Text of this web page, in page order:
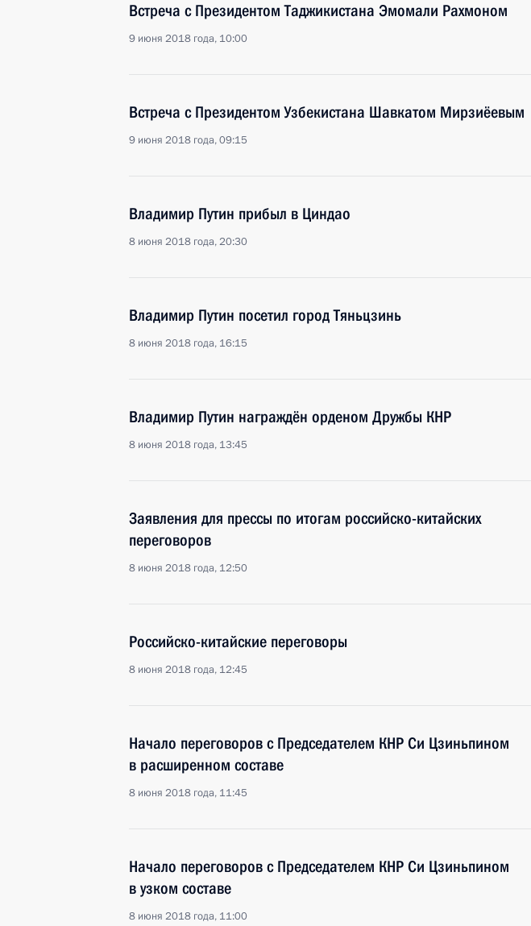
Встреча с Президентом Таджикистана Эмомали Рахмоном
9 июня 2018 года, 10:00
Встреча с Президентом Узбекистана Шавкатом Мирзиёевым
9 июня 2018 года, 09:15
Владимир Путин прибыл в Циндао
8 июня 2018 года, 20:30
Владимир Путин посетил город Тяньцзинь
8 июня 2018 года, 16:15
Владимир Путин награждён орденом Дружбы КНР
8 июня 2018 года, 13:45
Заявления для прессы по итогам российско-китайских
переговоров
8 июня 2018 года, 12:50
Российско-китайские переговоры
8 июня 2018 года, 12:45
Начало переговоров с Председателем КНР Си Цзиньпином
в расширенном составе
8 июня 2018 года, 11:45
Начало переговоров с Председателем КНР Си Цзиньпином
в узком составе
8 июня 2018 года, 11:00